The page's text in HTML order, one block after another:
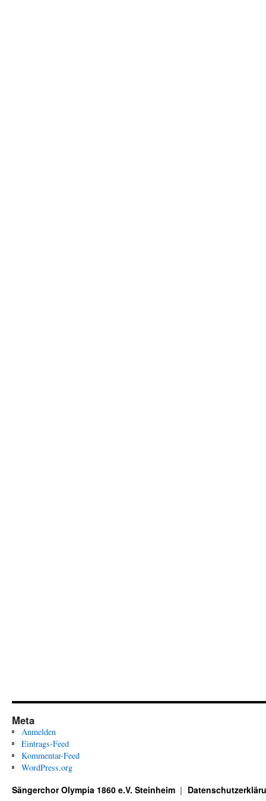
Meta
Anmelden
Eintrags-Feed
Kommentar-Feed
WordPress.org
Sängerchor Olympia 1860 e.V. Steinheim